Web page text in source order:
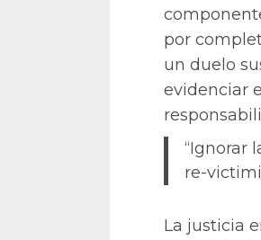
por
un duelo
evidenciar
“Ignorar
re-
La justicia